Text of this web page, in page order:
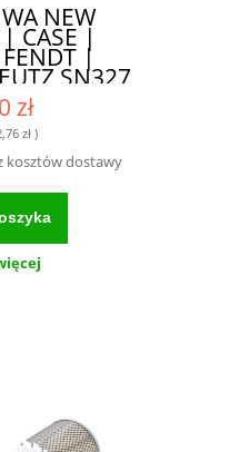
NEW
CASE |
|
SN327
DŁUGĄ
SILNIKA
zł
zł)
kosztów dostawy